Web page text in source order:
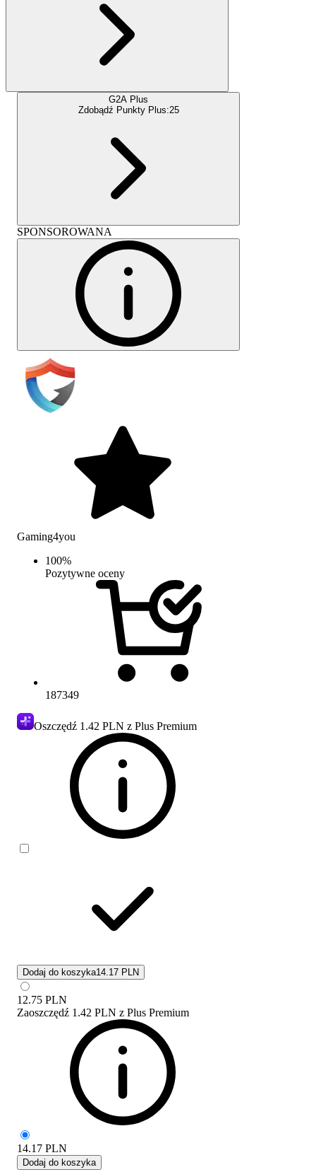
G2A Plus
Zdobądź Punkty Plus:25
SPONSOROWANA
Gaming4you
100%
Pozytywne oceny
187349
Oszczędź 1.42 PLN z Plus Premium
Dodaj do koszyka14.17 PLN
12.75 PLN
Zaoszczędź 1.42 PLN z Plus Premium
14.17 PLN
Dodaj do koszyka